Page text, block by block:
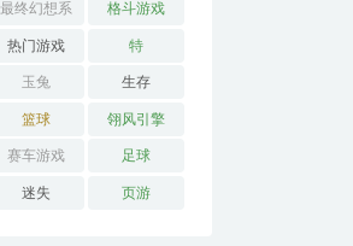
最终幻想系
列
格斗游戏
热门游戏 特
玉兔 生存
篮球 翎风引擎
赛车游戏 足球
迷失 页游